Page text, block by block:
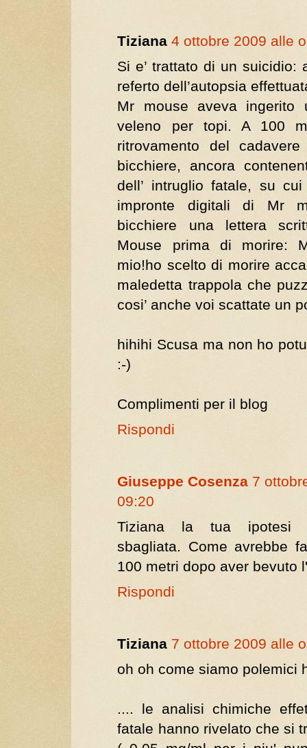
Tiziana 4 ottobre 2009 alle
Si e’ trattato di un suicidio:
referto dell’autopsia
Mr mouse aveva ingerito
veleno per topi. A 100
ritrovamento del
bicchiere, ancora
dell’ intruglio fatale, su
impronte digitali di Mr
bicchiere una lettera
Mouse prima di morire:
mio!ho scelto di morire
maledetta trappola che
cosi’ anche voi scattate un
hihihi Scusa ma non ho
:-)
Complimenti per il blog
Rispondi
Giuseppe Cosenza 7
09:20
Tiziana la tua ipotesi
sbagliata. Come avrebbe
100 metri dopo aver bevuto
Rispondi
Tiziana 7 ottobre 2009 alle
oh oh come siamo polemici
.... le analisi chimiche
fatale hanno rivelato che si